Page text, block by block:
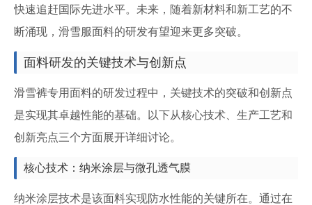
快速追赶国际先进水平。未来，随着新材料和新工艺的不
断涌现，滑雪服面料的研发有望迎来更多突破。
面料研发的关键技术与创新点
滑雪裤专用面料的研发过程中，关键技术的突破和创新点
是实现其卓越性能的基础。以下从核心技术、生产工艺和
创新亮点三个方面展开详细讨论。
核心技术：纳米涂层与微孔透气膜
纳米涂层技术是该面料实现防水性能的关键所在。通过在